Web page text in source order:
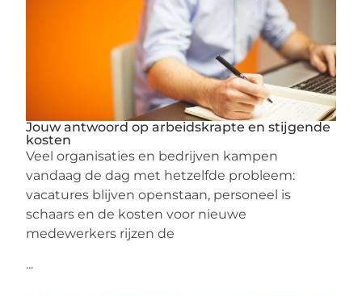
Jouw antwoord op arbeidskrapte en stijgende
kosten
Veel organisaties en bedrijven kampen
vandaag de dag met hetzelfde probleem:
vacatures blijven openstaan, personeel is
schaars en de kosten voor nieuwe
medewerkers rijzen de
...